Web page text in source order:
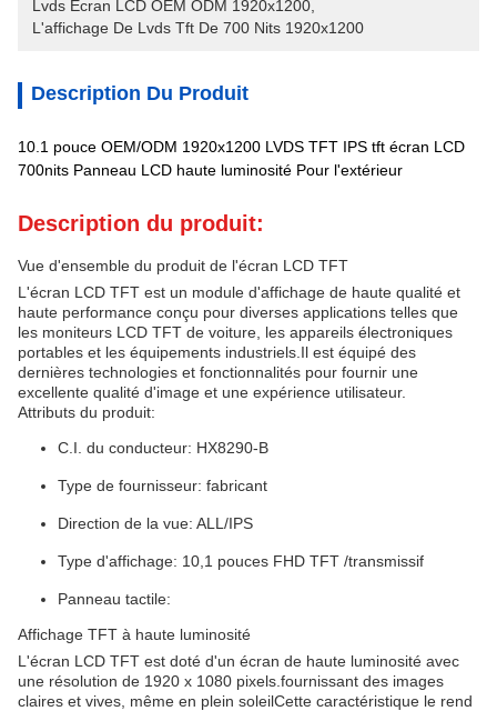
Lvds Écran LCD OEM ODM 1920x1200
L'affichage De Lvds Tft De 700 Nits 1920x1200
Description Du Produit
10.1 pouce OEM/ODM 1920x1200 LVDS TFT IPS tft écran LCD
700nits Panneau LCD haute luminosité Pour l'extérieur
Description du produit:
Vue d'ensemble du produit de l'écran LCD TFT
L'écran LCD TFT est un module d'affichage de haute qualité et
haute performance conçu pour diverses applications telles que
les moniteurs LCD TFT de voiture, les appareils électroniques
portables et les équipements industriels.Il est équipé des
dernières technologies et fonctionnalités pour fournir une
excellente qualité d'image et une expérience utilisateur.
Attributs du produit:
C.I. du conducteur: HX8290-B
Type de fournisseur: fabricant
Direction de la vue: ALL/IPS
Type d'affichage: 10,1 pouces FHD TFT /transmissif
Panneau tactile:
Affichage TFT à haute luminosité
L'écran LCD TFT est doté d'un écran de haute luminosité avec
une résolution de 1920 x 1080 pixels.fournissant des images
claires et vives, même en plein soleilCette caractéristique le rend